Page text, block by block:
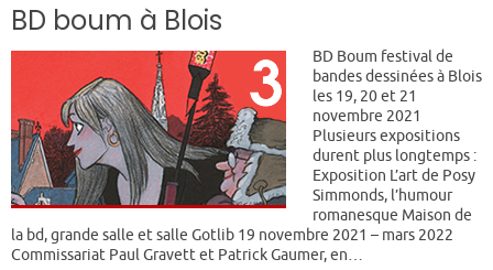
BD boum à Blois
BD Boum festival de
bandes dessinées à Blois
les 19, 20 et 21
novembre 2021
Plusieurs expositions
durent plus longtemps :
Exposition L’art de Posy
Simmonds, l’humour
romanesque Maison de
la bd, grande salle et salle Gotlib 19 novembre 2021 – mars 2022
Commissariat Paul Gravett et Patrick Gaumer, en…